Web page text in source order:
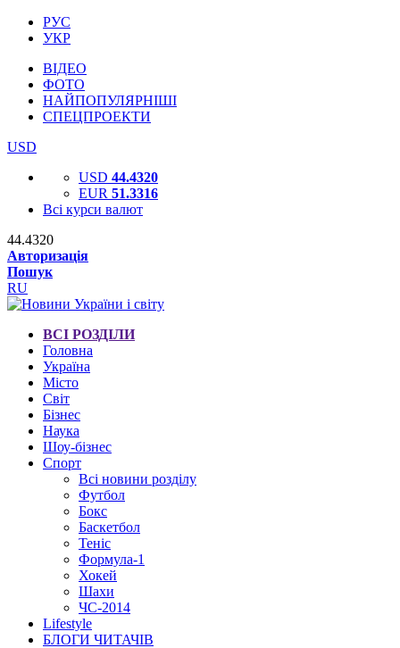
РУС
УКР
ВІДЕО
ФОТО
НАЙПОПУЛЯРНІШІ
СПЕЦПРОЕКТИ
USD
USD 44.4320
EUR 51.3316
Всі курси валют
44.4320
Авторизація
Пошук
RU
ВСІ РОЗДІЛИ
Головна
Україна
Місто
Світ
Бізнес
Наука
Шоу-бізнес
Спорт
Всі новини розділу
Футбол
Бокс
Баскетбол
Теніс
Формула-1
Хокей
Шахи
ЧС-2014
Lifestyle
БЛОГИ ЧИТАЧІВ